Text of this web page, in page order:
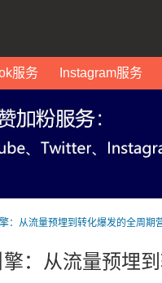
服务 Instagram服务
：从流量预埋到转化爆发的全周期
：从流量预埋